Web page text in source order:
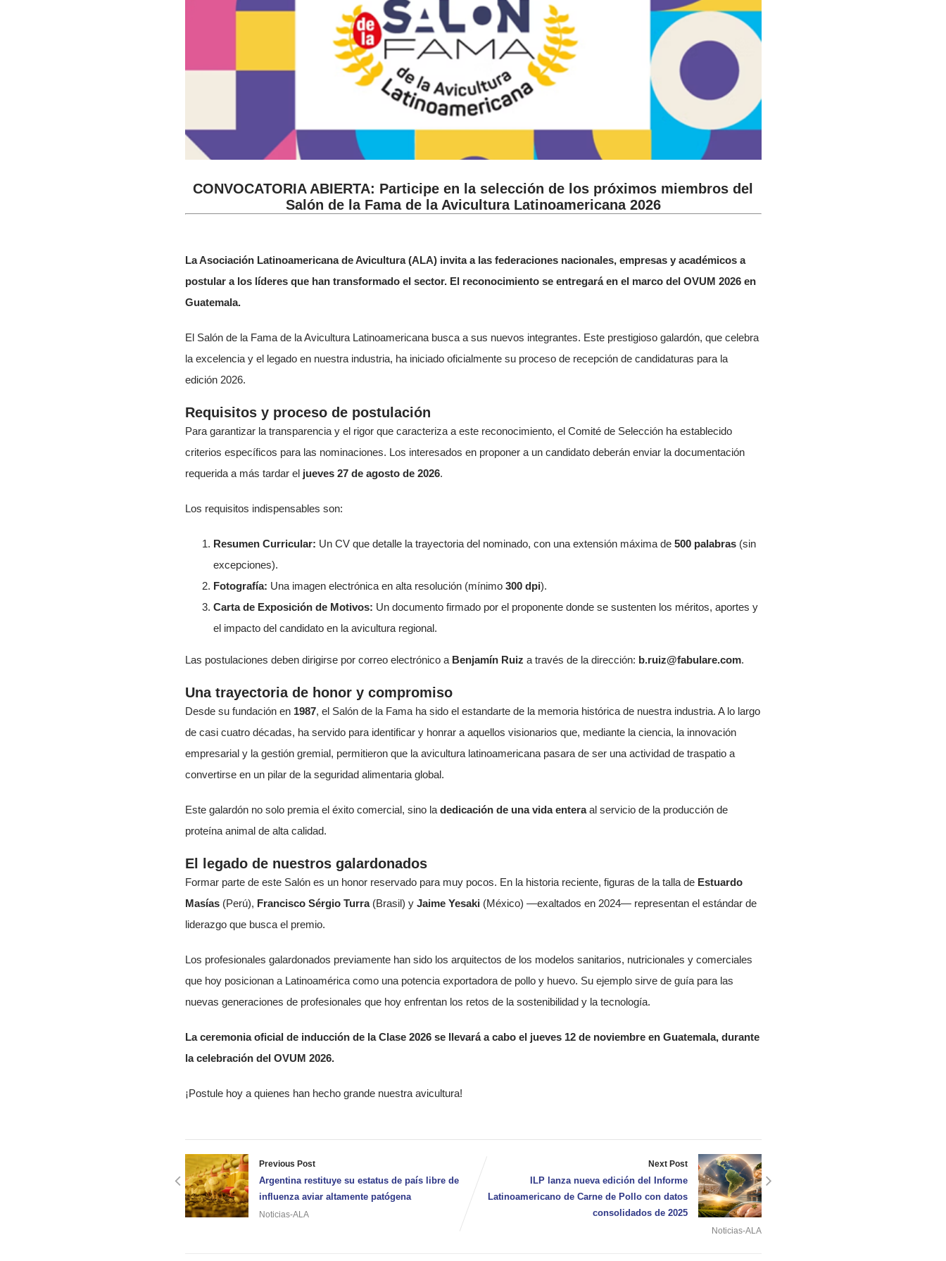
CONVOCATORIA ABIERTA: Participe en la selección de los próximos miembros del
Salón de la Fama de la Avicultura Latinoamericana 2026
La Asociación Latinoamericana de Avicultura (ALA) invita a las federaciones nacionales, empresas y académicos a
postular a los líderes que han transformado el sector. El reconocimiento se entregará en el marco del OVUM 2026 en
Guatemala.
El Salón de la Fama de la Avicultura Latinoamericana busca a sus nuevos integrantes. Este prestigioso galardón, que celebra
la excelencia y el legado en nuestra industria, ha iniciado oficialmente su proceso de recepción de candidaturas para la
edición 2026.
Requisitos y proceso de postulación
Para garantizar la transparencia y el rigor que caracteriza a este reconocimiento, el Comité de Selección ha establecido
criterios específicos para las nominaciones. Los interesados en proponer a un candidato deberán enviar la documentación
requerida a más tardar el jueves 27 de agosto de 2026.
Los requisitos indispensables son:
Resumen Curricular: Un CV que detalle la trayectoria del nominado, con una extensión máxima de 500 palabras(sin
excepciones).
Fotografía: Una imagen electrónica en alta resolución (mínimo 300 dpi).
Carta de Exposición de Motivos: Un documento firmado por el proponente donde se sustenten los méritos, aportes y
el impacto del candidato en la avicultura regional.
Las postulaciones deben dirigirse por correo electrónico a Benjamín Ruiz a través de la dirección: b.ruiz@fabulare.com.
Una trayectoria de honor y compromiso
Desde su fundación en 1987, el Salón de la Fama ha sido el estandarte de la memoria histórica de nuestra industria. A lo largo
de casi cuatro décadas, ha servido para identificar y honrar a aquellos visionarios que, mediante la ciencia, la innovación
empresarial y la gestión gremial, permitieron que la avicultura latinoamericana pasara de ser una actividad de traspatio a
convertirse en un pilar de la seguridad alimentaria global.
Este galardón no solo premia el éxito comercial, sino la dedicación de una vida enteraal servicio de la producción de
proteína animal de alta calidad.
El legado de nuestros galardonados
Formar parte de este Salón es un honor reservado para muy pocos. En la historia reciente, figuras de la talla de Estuardo
Masías(Perú), Francisco Sérgio Turra(Brasil) y Jaime Yesaki(México) —exaltados en 2024— representan el estándar de
liderazgo que busca el premio.
Los profesionales galardonados previamente han sido los arquitectos de los modelos sanitarios, nutricionales y comerciales
que hoy posicionan a Latinoamérica como una potencia exportadora de pollo y huevo. Su ejemplo sirve de guía para las
nuevas generaciones de profesionales que hoy enfrentan los retos de la sostenibilidad y la tecnología.
La ceremonia oficial de inducción de la Clase 2026 se llevará a cabo el jueves 12 de noviembre en Guatemala, durante
la celebración del OVUM 2026.
¡Postule hoy a quienes han hecho grande nuestra avicultura!
Previous Post
Argentina restituye su estatus de país libre de
influenza aviar altamente patógena
Noticias-ALA
Next Post
ILP lanza nueva edición del Informe
Latinoamericano de Carne de Pollo con datos
consolidados de 2025
Noticias-ALA